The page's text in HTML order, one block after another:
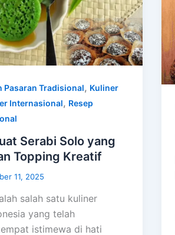
Pasaran Tradisional, Kuliner
Internasional, Resep
Serabi Solo yang
Topping Kreatif
11, 2025
salah satu kuliner
yang telah
istimewa di hati